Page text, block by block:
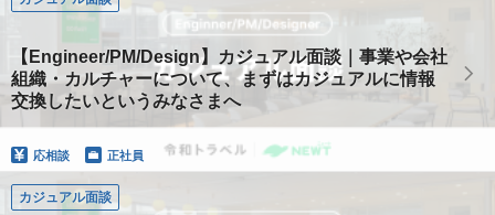
【Engineer/PM/Design】カジュアル面談｜事業や会社
組織・カルチャーについて、まずはカジュアルに情報
交換したいというみなさまへ
応相談 正社員
カジュアル面談